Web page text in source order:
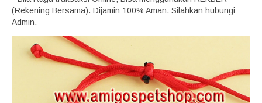
(Rekening Bersama). Dijamin 100% Aman. Silahkan hubungi
Admin.